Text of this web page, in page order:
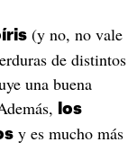
(y no, no vale
de distintos
una buena
los
y es mucho más